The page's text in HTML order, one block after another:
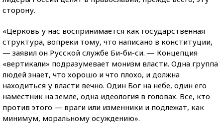
сторону.
«Церковь у нас воспринимается как государственная
структура, вопреки тому, что написано в конституции,
— заявил он Русской службе Би-би-си. — Концепция
«вертикали» подразумевает монизм власти. Одна группа
людей знает, что хорошо и что плохо, и должна
находиться у власти вечно. Один Бог на небе, один его
наместник на земле, одна идеология в головах. Все, кто
против этого — враги или изменники и подлежат, как
минимум, моральному осуждению».